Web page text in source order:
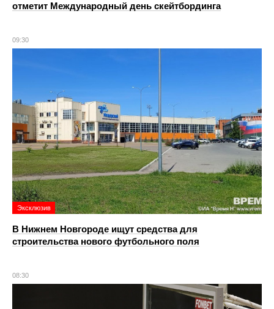
отметит Международный день скейтбординга
09:30
Эксклюзив
В Нижнем Новгороде ищут средства для
строительства нового футбольного поля
08:30